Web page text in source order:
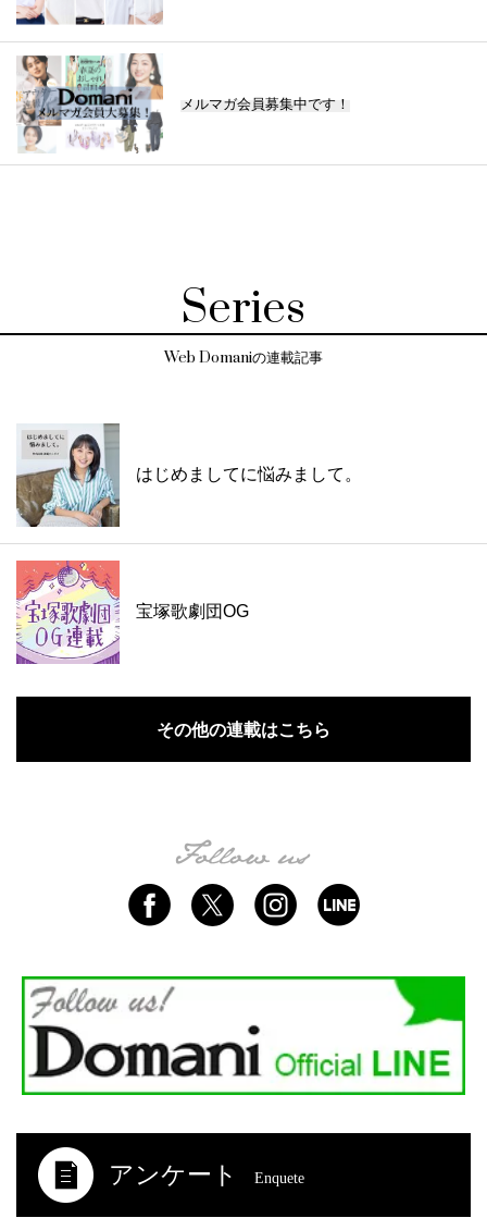
メルマガ会員募集中です！
Series
Web Domaniの連載記事
はじめましてに悩みまして。
宝塚歌劇団OG
その他の連載はこちら
アンケート Enquete